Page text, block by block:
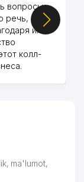
вопросы.
речь,
их
колл-
ma'lumot,